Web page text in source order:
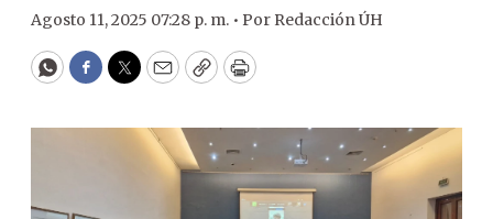
Agosto 11, 2025 07:28 p. m. • Por Redacción ÚH
WhatsApp
Facebook
Twitter
EmailCopyPrint